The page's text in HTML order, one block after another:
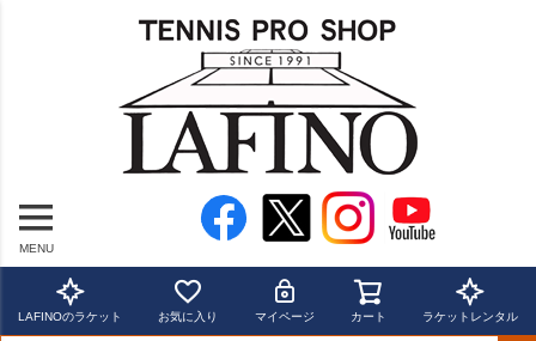
MENU
LAFINOのラケット お気に入り マイページ カート ラケットレンタル